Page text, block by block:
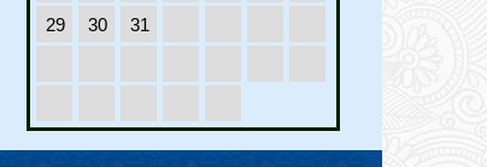
29
30 31